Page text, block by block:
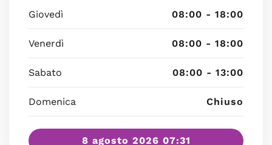
Giovedì 08:00 - 18:00
Venerdì 08:00 - 18:00
Sabato 08:00 - 13:00
Domenica Chiuso
8 agosto 2026 07:31